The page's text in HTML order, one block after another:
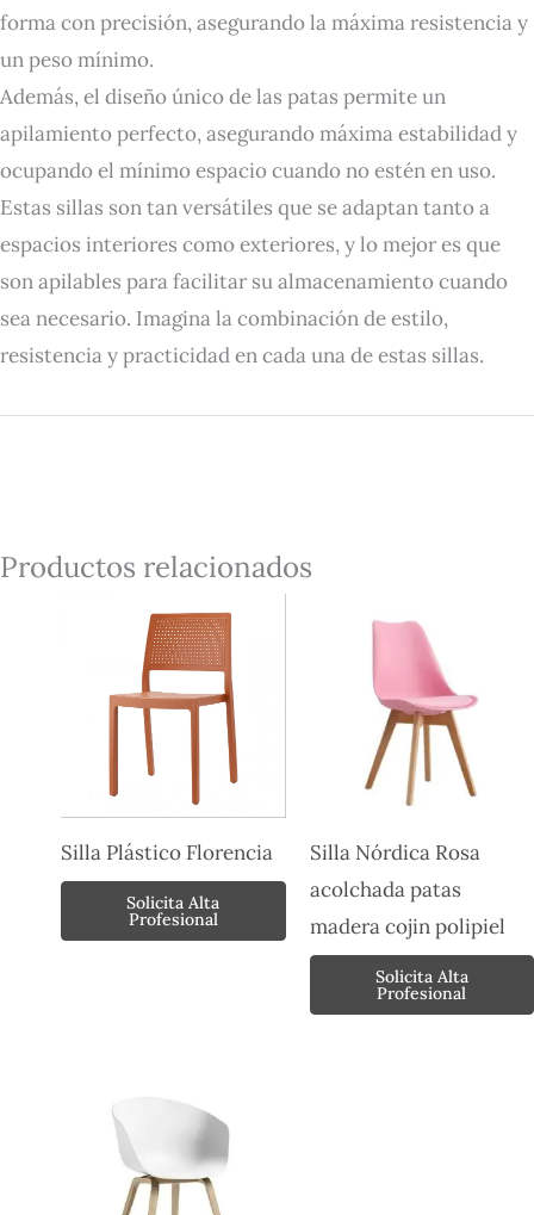
forma con precisión, asegurando la máxima resistencia y
un peso mínimo.
Además, el diseño único de las patas permite un
apilamiento perfecto, asegurando máxima estabilidad y
ocupando el mínimo espacio cuando no estén en uso.
Estas sillas son tan versátiles que se adaptan tanto a
espacios interiores como exteriores, y lo mejor es que
son apilables para facilitar su almacenamiento cuando
sea necesario. Imagina la combinación de estilo,
resistencia y practicidad en cada una de estas sillas.
Productos relacionados
Silla Plástico Florencia
Solicita Alta
Profesional
Silla Nórdica Rosa
acolchada patas
madera cojin polipiel
Solicita Alta
Profesional